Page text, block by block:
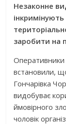
Незаконне
заробити на
Оперативники
встановили,
Гончарівка
видобуває
ймовірного
чоловік